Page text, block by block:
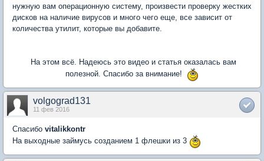
нужную вам операционную систему, произвести проверку жестких
дисков на наличие вирусов и много чего еще, все зависит от
количества утилит, которые вы добавите.
На этом всё. Надеюсь это видео и статья оказалась вам
полезной. Спасибо за внимание!
volgograd131
11 фев 2016
Спасибо vitalikkontr
На выходные займусь созданием 1 флешки из 3